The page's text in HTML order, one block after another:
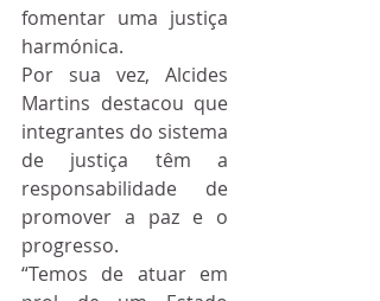
fomentar uma justiça
harmónica.
Por sua vez, Alcides
Martins destacou que
integrantes do sistema
de justiça têm a
responsabilidade de
promover a paz e o
progresso.
“Temos de atuar em